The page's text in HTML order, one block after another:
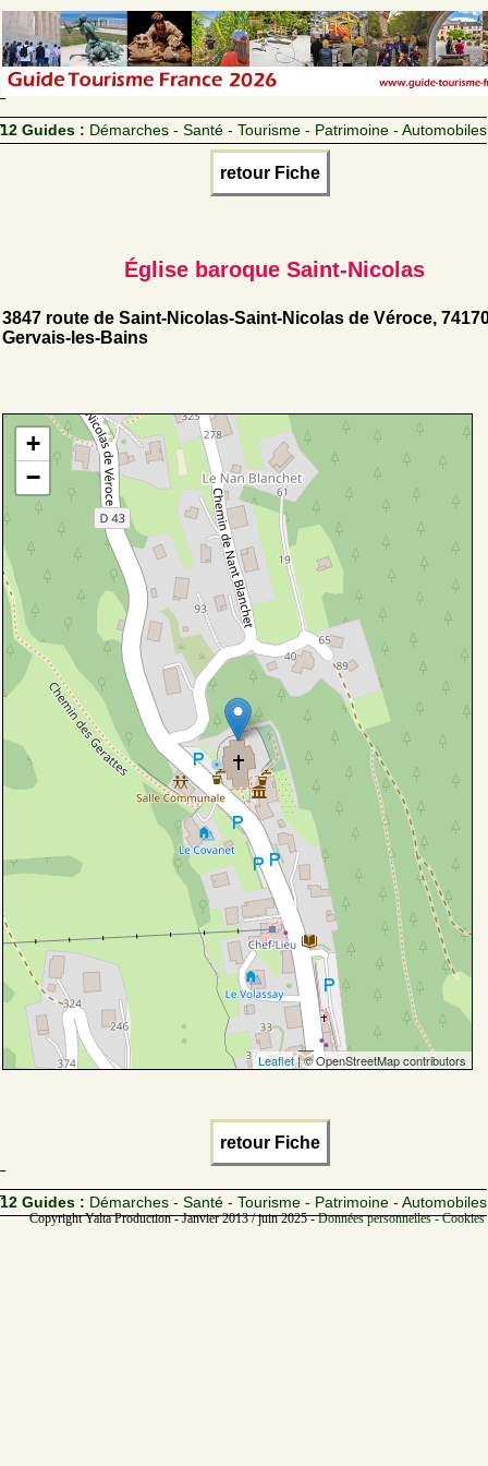
12 Guides : Démarches - Santé - Tourisme - Patrimoine - Automobiles
retour Fiche
Église baroque Saint-Nicolas
3847 route de Saint-Nicolas-Saint-Nicolas de Véroce,
Gervais-les-Bains
+
−
Leaflet| © OpenStreetMap contributors
retour Fiche
12 Guides : Démarches - Santé - Tourisme - Patrimoine - Automobiles
Copyright Yalta Production - Janvier 2013 / juin 2025 -Données personnelles -